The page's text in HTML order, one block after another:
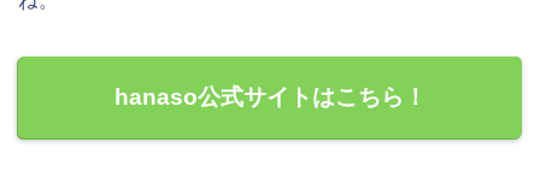
hanaso公式サイトはこちら！